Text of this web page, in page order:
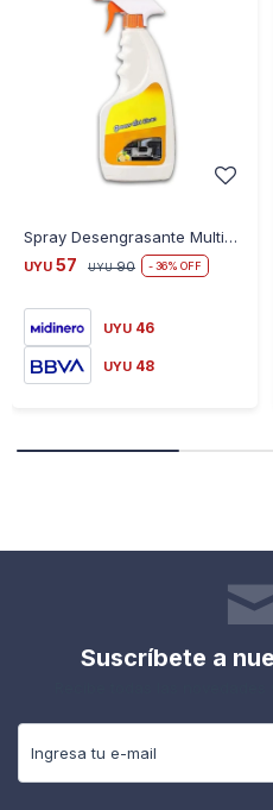
Spray Desengrasante Multiusos 500ML
UYU 57 UYU 90 36
UYU 46
UYU 48
Suscríbete a